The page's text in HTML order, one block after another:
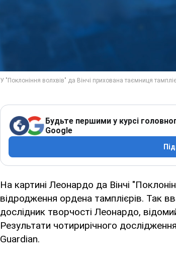
Будьте першими у курсі
Google
На картині Леонардо да Вінчі
відродження ордена тамплієрів. Так
дослідник творчості Леонардо,
Результати чотирирічного
Guardian.